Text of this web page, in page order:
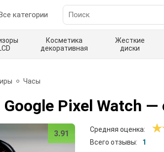
категории
Косметика
декоративная
Жесткие
диски
Часы
Pixel Watch —
3.91
Средняя оценка:
Всего отзывы:
1